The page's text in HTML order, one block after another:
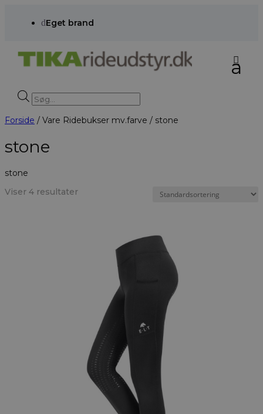
dEget brand
Products
search
Forside / Vare Ridebukser mv.farve / stone
stone
stone
Viser 4 resultater